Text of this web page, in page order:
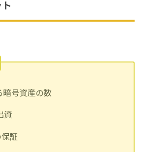
暗号資産の数
資
証